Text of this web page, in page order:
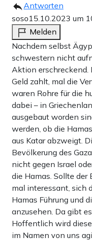
Antworten
soso15.10.2023 um
Melden
Nachdem selbst
schwestern nicht
Aktion erschreckend.
Geld zahlt, mal die
waren Rohre für die
dabei – in
ausgebaut worden
werden, ob die
aus Katar abzweigt.
Bevölkerung des
nicht gegen Israel
die Hamas. Sollte der
mal interessant, sich
Hamas Führung und
anzusehen. Da gibt
Hoffentlich wird
im Namen von uns